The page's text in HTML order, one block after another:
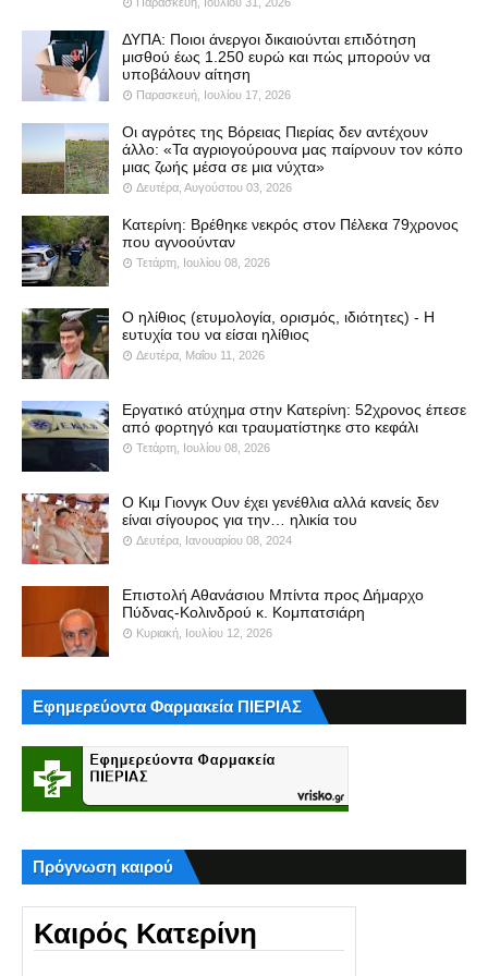
ΔΥΠΑ: Ποιοι άνεργοι δικαιούνται επιδότηση
μισθού έως 1.250 ευρώ και πώς μπορούν να
υποβάλουν αίτηση
Παρασκευή, Ιουλίου 17, 2026
Οι αγρότες της Βόρειας Πιερίας δεν αντέχουν
άλλο: «Τα αγριογούρουνα μας παίρνουν τον κόπο
μιας ζωής μέσα σε μια νύχτα»
Δευτέρα, Αυγούστου 03, 2026
Κατερίνη: Βρέθηκε νεκρός στον Πέλεκα 79χρονος
που αγνοούνταν
Τετάρτη, Ιουλίου 08, 2026
Ο ηλίθιος (ετυμολογία, ορισμός, ιδιότητες) - Η
ευτυχία του να είσαι ηλίθιος
Δευτέρα, Μαΐου 11, 2026
Εργατικό ατύχημα στην Κατερίνη: 52χρονος έπεσε
από φορτηγό και τραυματίστηκε στο κεφάλι
Τετάρτη, Ιουλίου 08, 2026
Ο Κιμ Γιονγκ Ουν έχει γενέθλια αλλά κανείς δεν
είναι σίγουρος για την… ηλικία του
Δευτέρα, Ιανουαρίου 08, 2024
Επιστολή Αθανάσιου Μπίντα προς Δήμαρχο
Πύδνας-Κολινδρού κ. Κομπατσιάρη
Κυριακή, Ιουλίου 12, 2026
Εφημερεύοντα Φαρμακεία ΠΙΕΡΙΑΣ
Πρόγνωση καιρού
Καιρός Κατερίνη